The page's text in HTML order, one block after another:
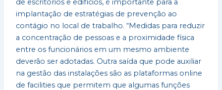
de escritórios e edifícios, é importante para a
implantação de estratégias de prevenção ao
contágio no local de trabalho. “Medidas para reduzir
a concentração de pessoas e a proximidade física
entre os funcionários em um mesmo ambiente
deverão ser adotadas. Outra saída que pode auxiliar
na gestão das instalações são as plataformas online
de facilities que permitem que algumas funções